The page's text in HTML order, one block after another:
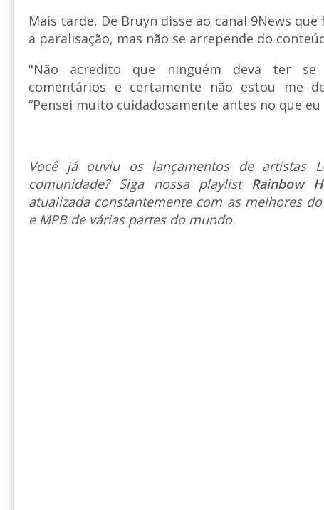
Mais tarde, De Bruyn disse ao canal 9News
a paralisação, mas não se arrepende do
"Não acredito que ninguém deva ter se
comentários e certamente não estou me
“Pensei muito cuidadosamente antes no que eu
Você já ouviu os lançamentos de artistas
comunidade? Siga nossa playlist Rainbow
atualizada constantemente com as melhores
e MPB de várias partes do mundo.